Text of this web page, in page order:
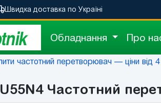
Швидка доставка по Україні
Обладнання Про
частотний перетворювач — ціни від
Частотний